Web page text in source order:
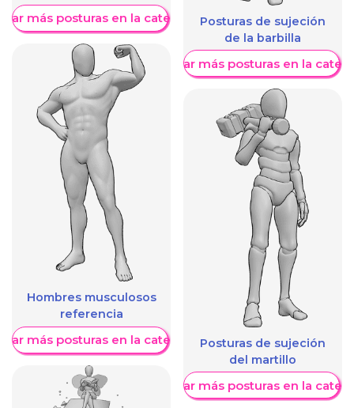
más posturas en la categoría
Hombres musculosos
referencia
más posturas en la categoría
Posturas de sujeción
de la barbilla
Mostrar más posturas en la
Posturas de sujeción
del martillo
Mostrar más posturas en la